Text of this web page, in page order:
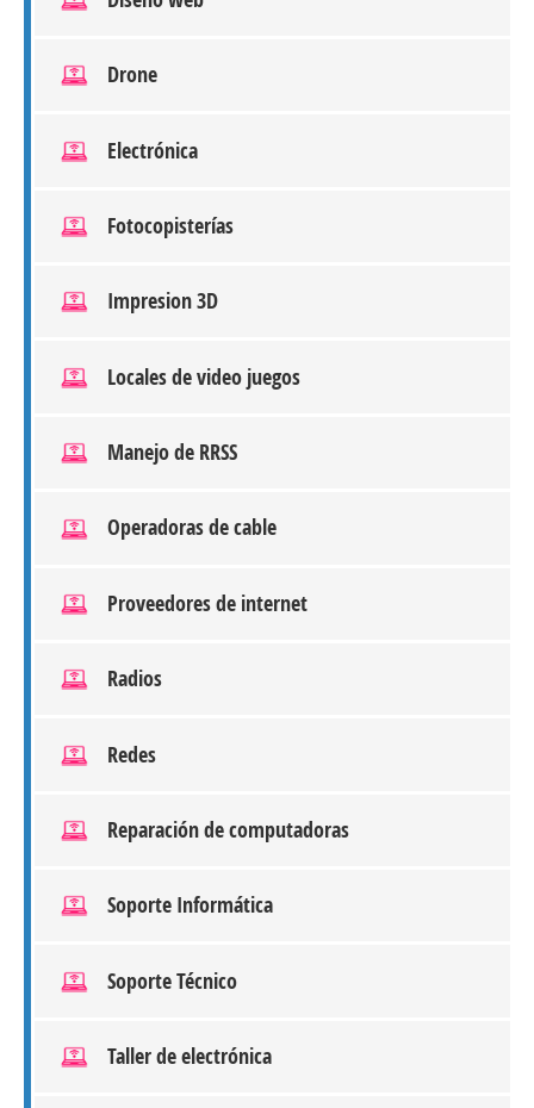
Drone
Electrónica
Fotocopisterías
Impresion 3D
Locales de video juegos
Manejo de RRSS
Operadoras de cable
Proveedores de internet
Radios
Redes
Reparación de computadoras
Soporte Informática
Soporte Técnico
Taller de electrónica